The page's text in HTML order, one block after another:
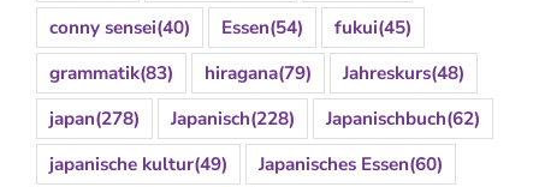
conny sensei(40) Essen(54) fukui(45)
grammatik(83) hiragana(79) Jahreskurs(48)
japan(278) Japanisch(228) Japanischbuch(62)
japanische kultur(49) Japanisches Essen(60)